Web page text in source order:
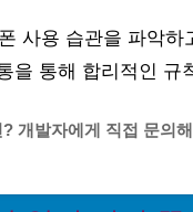
사용 습관을 파악
을 통해 합리적인 규
개발자에게 직접 문의